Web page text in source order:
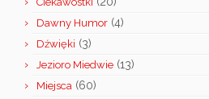
Dawny Humor (4)
Dźwięki (3)
Jezioro Miedwie (13)
Miejsca (60)